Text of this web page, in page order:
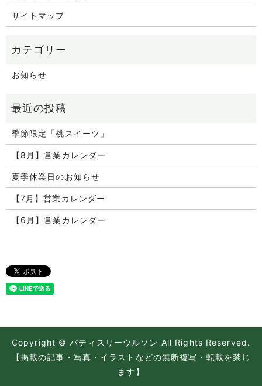
サイトマップ
お知らせ
季節限定「桃スイーツ」
【8月】営業カレンダー
夏季休業日のお知らせ
【7月】営業カレンダー
【6月】営業カレンダー
Copyright © パティスリーウルソン All Rights Reserved.
【掲載の記事・写真・イラストなどの無断複写・転載を禁じ
ます】